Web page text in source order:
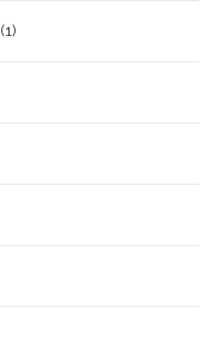
(1)